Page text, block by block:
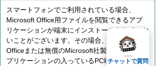
スマートフォンでご利用されている場合、
Microsoft Office用ファイルを閲覧できるアプ
リケーションが端末にインストールされていな
いことがございます。その場合、Microsoft
Officeまたは無償のMicrosoft社製ビューアーア
プリケーションの入っているPC端末などをご
チャットで質問